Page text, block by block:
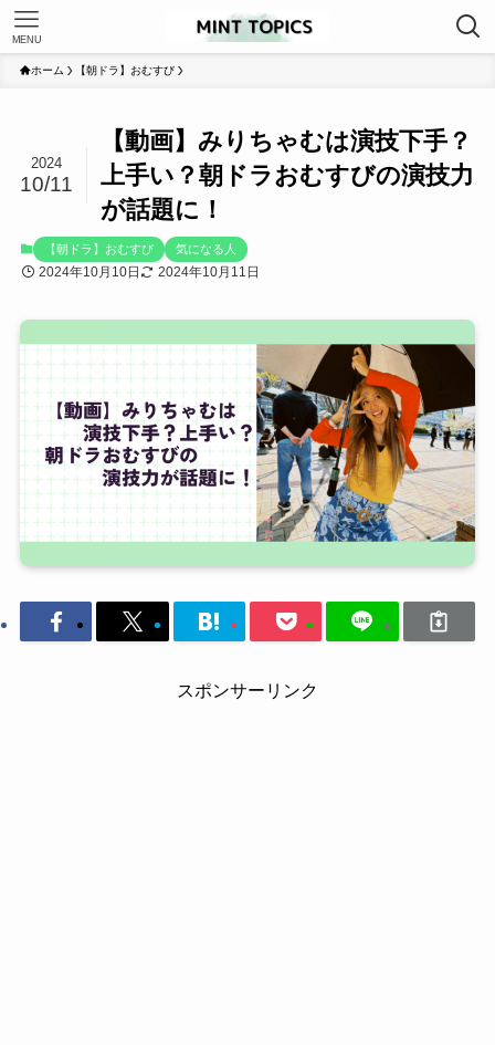
MENU
ホーム 【朝ドラ】おむすび
【動画】みりちゃむは演技下手？
上手い？朝ドラおむすびの演技力
が話題に！
2024
10/11
【朝ドラ】おむすび 気になる人
2024年10月10日 2024年10月11日
スポンサーリンク